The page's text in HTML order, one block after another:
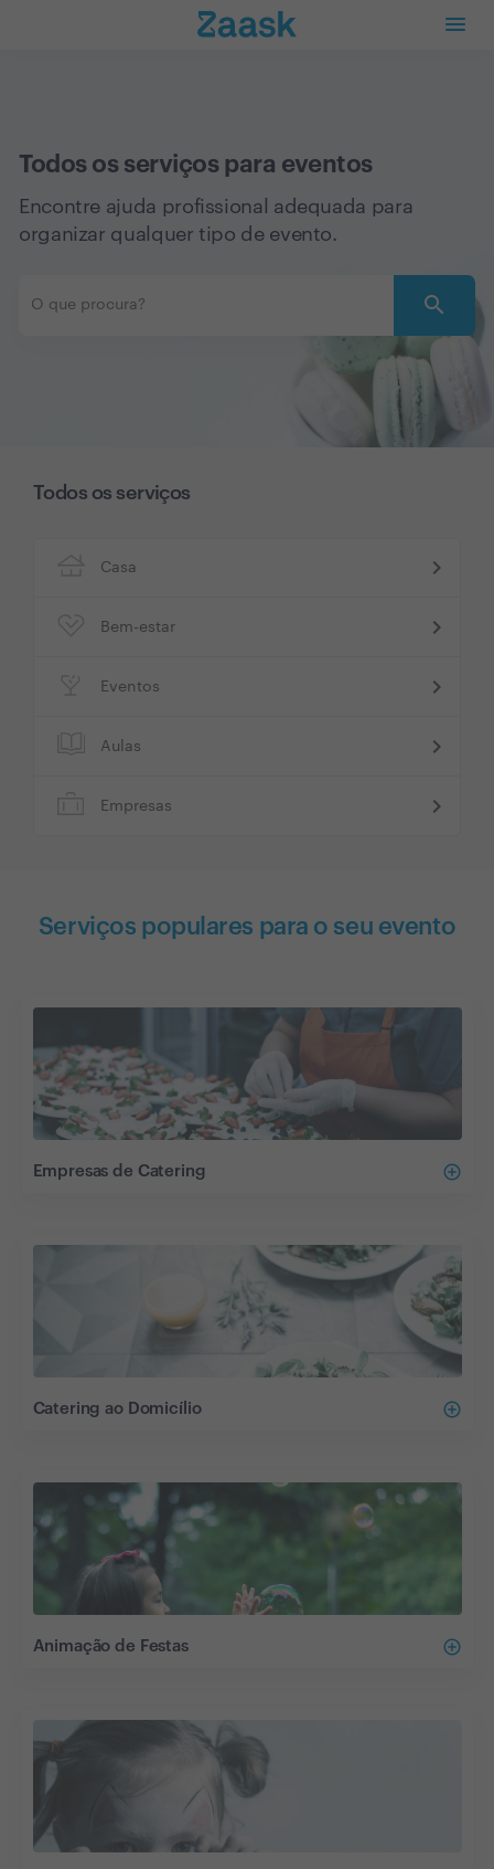
Todos os serviços para eventos
Encontre ajuda profissional adequada para
organizar qualquer tipo de evento.
search
Todos os serviços
Casa chevron_right
Bem-estar chevron_right
Eventos chevron_right
Aulas chevron_right
Empresas chevron_right
Serviços populares para o seu evento
Empresas de Catering add_circle_outline
Catering ao Domicílio add_circle_outline
Animação de Festas add_circle_outline